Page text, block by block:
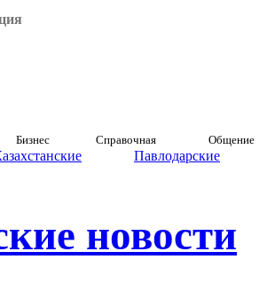
Бизнес Справочная Общение
Павлодарские
новости